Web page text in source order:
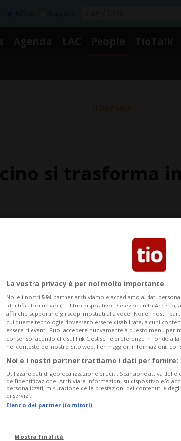
Segnalaci
La vostra privacy è per noi molto importante
Noi e i nostri 594 partner archiviamo e accediamo ai dati
identificatori univoci, sul tuo dispositivo . Selezionando Accetto,
affinché supportino gli scopi mostrati alla voce "Noi e i nostri
cui queste tecnologie dovessero essere disabilitate, alcuni
essere rilevanti. Puoi accedere nuovamente a questo menu per
consenso facendo clic sul link Gestisci le preferenze in fondo
nel contesto del nostro Sito web. Per maggiori informazioni,
Noi e i nostri partner trattiamo i dati per fornire:
Utilizzare dati di geolocalizzazione precisi. Scansione attiva
dell’identificazione. Archiviare informazioni su dispositivo e/o
personalizzati, misurazione delle prestazioni dei contenuti e
di servizi.
Elenco dei partner (fornitori)
Mostra finalità